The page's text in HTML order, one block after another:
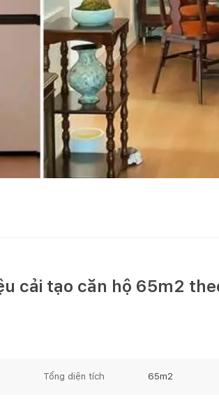
cải tạo căn hộ 65m2
Tổng diện tích 65m2